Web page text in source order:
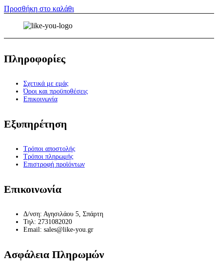
€55,00.
Προσθήκη στο καλάθι
Πληροφορίες
Σχετικά με εμάς
Όροι και προϋποθέσεις
Επικοινωνία
Εξυπηρέτηση
Τρόποι αποστολής
Τρόποι πληρωμής
Επιστροφή προϊόντων
Επικοινωνία
Δ/νση: Αγησιλάου 5, Σπάρτη
Τηλ: 2731082020
Email: sales@like-you.gr
Ασφάλεια Πληρωμών